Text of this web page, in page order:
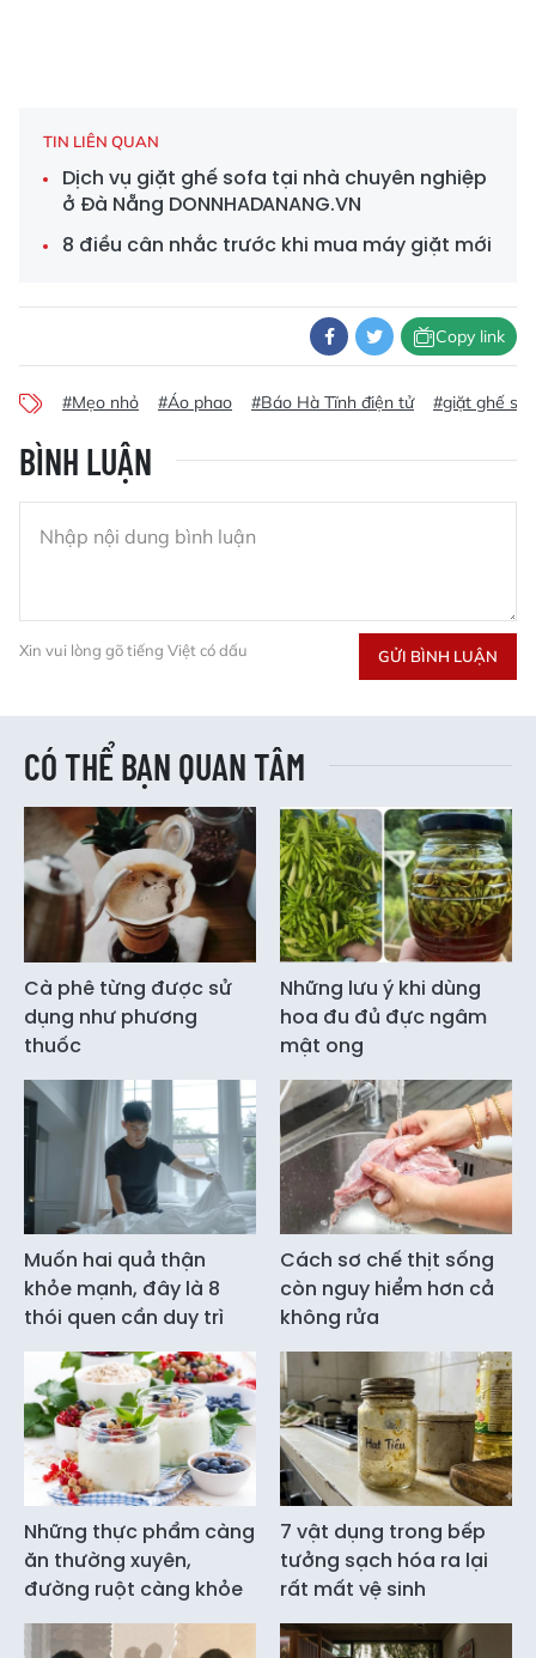
TIN LIÊN QUAN
Dịch vụ giặt ghế sofa tại nhà chuyên nghiệp
ở Đà Nẵng DONNHADANANG.VN
8 điều cân nhắc trước khi mua máy giặt mới
Copy link
#Mẹo nhỏ #Áo phao #Báo Hà Tĩnh điện tử #giặt ghế
BÌNH LUẬN
Xin vui lòng gõ tiếng Việt có dấu GỬI BÌNH LUẬN
CÓ THỂ BẠN QUAN TÂM
Cà phê từng được sử
dụng như phương
thuốc
Những lưu ý khi dùng
hoa đu đủ đực ngâm
mật ong
Muốn hai quả thận
khỏe mạnh, đây là 8
thói quen cần duy trì
Cách sơ chế thịt sống
còn nguy hiểm hơn cả
không rửa
Những thực phẩm càng
ăn thường xuyên,
đường ruột càng khỏe
7 vật dụng trong bếp
tưởng sạch hóa ra lại
rất mất vệ sinh